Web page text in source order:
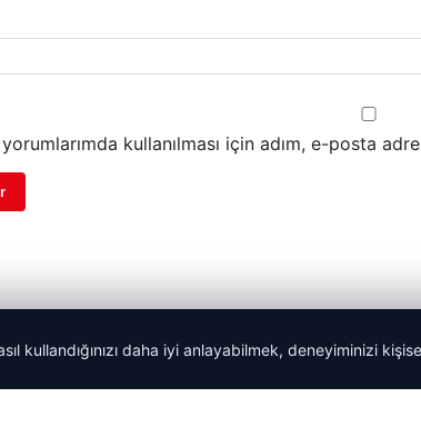
kullanılması için adım, e-posta
kullandığınızı daha iyi anlayabilmek, deneyiminizi